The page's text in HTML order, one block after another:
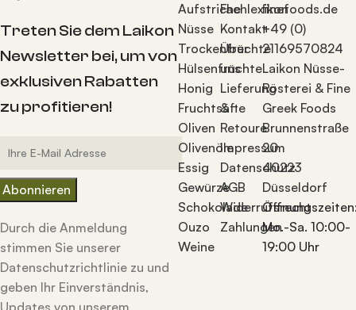
Treten Sie dem Laikon
Newsletter bei, um von
exklusiven Rabatten
zu profitieren!
Durch die Anmeldung
stimmen Sie unserer
Datenschutzrichtlinie zu und
geben Ihr Einverständnis,
Aufstriche
Nüsse
Trockenfrüchte
Hülsenfrüchte
Honig
Fruchtsäfte
Oliven
Olivenöle
Essig
Gewürze
Schokolade
Ouzo
Weine
Fachlexikon
Kontakt
Über
uns
Lieferung
&
Retoure
Impressum
Datenschutz
AGB
Widerrufsrecht
Zahlungen
finefoods.de
+49 (0)
21169570824
Laikon Nüsse-
Rösterei & Fine
Greek Foods
Brunnenstraße
20
40223
Düsseldorf
Mo.-Sa. 10:00-
19:00 Uhr